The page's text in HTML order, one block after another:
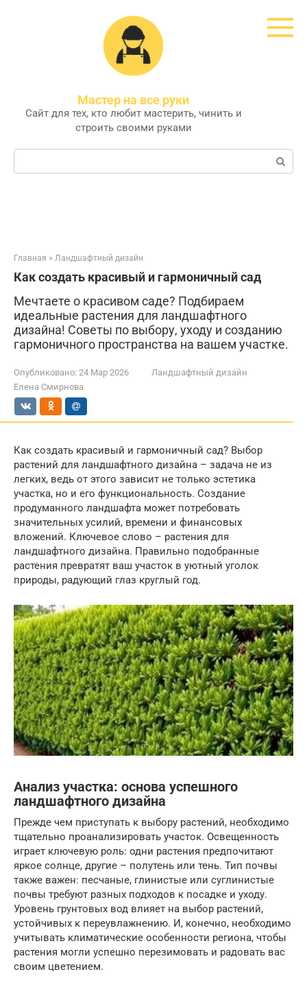
Мастер на все руки
Сайт для тех, кто любит мастерить, чинить и
строить своими руками
Поиск:
Главная » Ландшафтный дизайн
Как создать красивый и гармоничный сад
Мечтаете о красивом саде? Подбираем
идеальные растения для ландшафтного
дизайна! Советы по выбору, уходу и созданию
гармоничного пространства на вашем участке.
Опубликовано: 24 Мар 2026
Ландшафтный дизайн
Елена Смирнова
Как создать красивый и гармоничный сад? Выбор
растений для ландшафтного дизайна – задача не из
легких, ведь от этого зависит не только эстетика
участка, но и его функциональность. Создание
продуманного ландшафта может потребовать
значительных усилий, времени и финансовых
вложений. Ключевое слово – растения для
ландшафтного дизайна. Правильно подобранные
растения превратят ваш участок в уютный уголок
природы, радующий глаз круглый год.
Анализ участка: основа успешного
ландшафтного дизайна
Прежде чем приступать к выбору растений, необходимо
тщательно проанализировать участок. Освещенность
играет ключевую роль: одни растения предпочитают
яркое солнце, другие – полутень или тень. Тип почвы
также важен: песчаные, глинистые или суглинистые
почвы требуют разных подходов к посадке и уходу.
Уровень грунтовых вод влияет на выбор растений,
устойчивых к переувлажнению. И, конечно, необходимо
учитывать климатические особенности региона, чтобы
растения могли успешно перезимовать и радовать вас
своим цветением.